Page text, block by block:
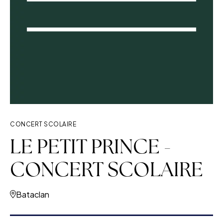
CONCERT SCOLAIRE
LE PETIT PRINCE -
CONCERT SCOLAIRE
Bataclan